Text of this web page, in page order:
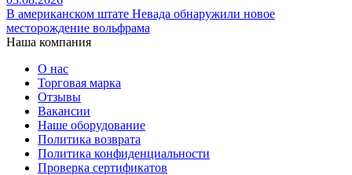
В американском штате Невада обнаружили новое
месторождение вольфрама
Наша компания
О нас
Торговая марка
Отзывы
Вакансии
Наше оборудование
Политика возврата
Политика конфиденциальности
Проверка сертификатов